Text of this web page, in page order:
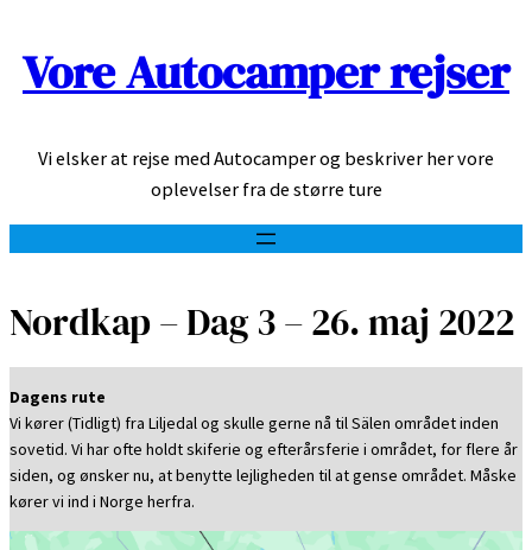
Spring
Vore Autocamper rejser
Vi elsker at rejse med Autocamper og beskriver her vore
oplevelser fra de større ture
Nordkap – Dag 3 – 26. maj 2022
Dagens rute
Vi kører (Tidligt) fra Liljedal og skulle gerne nå til Sälen området inden
sovetid. Vi har ofte holdt skiferie og efterårsferie i området, for flere år
siden, og ønsker nu, at benytte lejligheden til at gense området. Måske
kører vi ind i Norge herfra.